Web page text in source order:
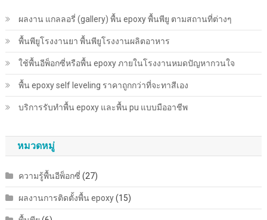
ผลงาน แกลลอรี่ (gallery) พื้น epoxy พื้นพียู ตามสถานที่ต่างๆ
พื้นพียู​โรงงานยา พื้นพียู​โรงงานผลิตอาหาร
ใช้พื้นอีพ็อกซี่หรือพื้น epoxy ภายในโรงงานหมดปัญหากวนใจ
พื้น epoxy self leveling ราคาถูกกว่าที่จะทาสีเอง
บริการรับทำพื้น epoxy และพื้น pu แบบมืออาชีพ
หมวดหมู่
ความรู้พื้นอีพ็อกซี่ (27)
ผลงานการติดตั้งพื้น epoxy(15)